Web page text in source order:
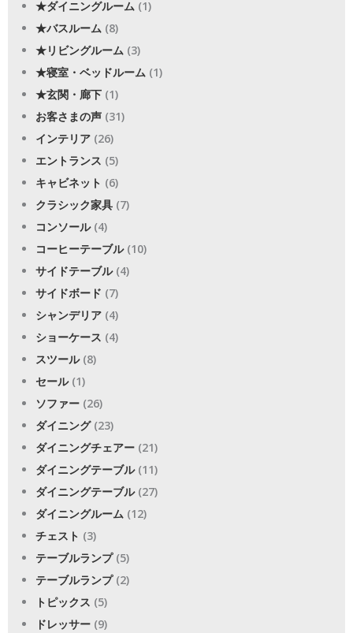
★ダイニングルーム (1)
★バスルーム (8)
★リビングルーム (3)
★寝室・ベッドルーム (1)
★玄関・廊下 (1)
お客さまの声 (31)
インテリア (26)
エントランス (5)
キャビネット (6)
クラシック家具 (7)
コンソール(4)
コーヒーテーブル(10)
サイドテーブル(4)
サイドボード (7)
シャンデリア (4)
ショーケース (4)
スツール(8)
セール(1)
ソファー (26)
ダイニング(23)
ダイニングチェアー (21)
ダイニングテーブル(11)
ダイニングテーブル(27)
ダイニングルーム (12)
チェスト (3)
テーブルランプ(5)
テーブルランプ(2)
トピックス (5)
ドレッサー (9)